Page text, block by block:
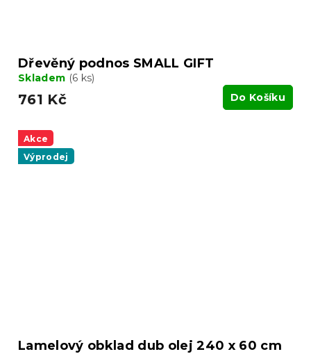
Dřevěný podnos SMALL GIFT
Skladem (6 ks)
761 Kč Do Košíku
Akce
Výprodej
Lamelový obklad dub olej 240 x 60 cm